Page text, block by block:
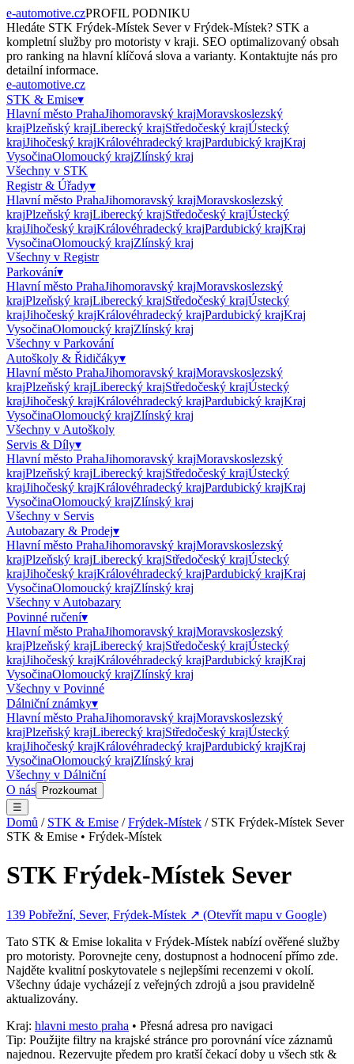
e-automotive.czPROFIL PODNIKU
Hledáte STK Frýdek-Místek Severv Frýdek-Místek? STK a
kompletní služby pro motoristy v kraji. SEO optimalizovaný obsah
pro ranking na hlavní klíčová slova a varianty. Kontaktujte nás pro
detailní informace.
e-automotive.cz
STK & Emise▾
Hlavní město PrahaJihomoravský krajMoravskoslezský
krajPlzeňský krajLiberecký krajStředočeský krajÚstecký
krajJihočeský krajKrálovéhradecký krajPardubický krajKraj
VysočinaOlomoucký krajZlínský kraj
Všechny v STK
Registr & Úřady▾
Hlavní město PrahaJihomoravský krajMoravskoslezský
krajPlzeňský krajLiberecký krajStředočeský krajÚstecký
krajJihočeský krajKrálovéhradecký krajPardubický krajKraj
VysočinaOlomoucký krajZlínský kraj
Všechny v Registr
Parkování▾
Hlavní město PrahaJihomoravský krajMoravskoslezský
krajPlzeňský krajLiberecký krajStředočeský krajÚstecký
krajJihočeský krajKrálovéhradecký krajPardubický krajKraj
VysočinaOlomoucký krajZlínský kraj
Všechny v Parkování
Autoškoly & Řidičáky▾
Hlavní město PrahaJihomoravský krajMoravskoslezský
krajPlzeňský krajLiberecký krajStředočeský krajÚstecký
krajJihočeský krajKrálovéhradecký krajPardubický krajKraj
VysočinaOlomoucký krajZlínský kraj
Všechny v Autoškoly
Servis & Díly▾
Hlavní město PrahaJihomoravský krajMoravskoslezský
krajPlzeňský krajLiberecký krajStředočeský krajÚstecký
krajJihočeský krajKrálovéhradecký krajPardubický krajKraj
VysočinaOlomoucký krajZlínský kraj
Všechny v Servis
Autobazary & Prodej▾
Hlavní město PrahaJihomoravský krajMoravskoslezský
krajPlzeňský krajLiberecký krajStředočeský krajÚstecký
krajJihočeský krajKrálovéhradecký krajPardubický krajKraj
VysočinaOlomoucký krajZlínský kraj
Všechny v Autobazary
Povinné ručení▾
Hlavní město PrahaJihomoravský krajMoravskoslezský
krajPlzeňský krajLiberecký krajStředočeský krajÚstecký
krajJihočeský krajKrálovéhradecký krajPardubický krajKraj
VysočinaOlomoucký krajZlínský kraj
Všechny v Povinné
Dálniční známky▾
Hlavní město PrahaJihomoravský krajMoravskoslezský
krajPlzeňský krajLiberecký krajStředočeský krajÚstecký
krajJihočeský krajKrálovéhradecký krajPardubický krajKraj
VysočinaOlomoucký krajZlínský kraj
Všechny v Dálniční
O nás
Prozkoumat
☰
Domů / STK & Emise /Frýdek-Místek / STK Frýdek-Místek Sever
STK & Emise • Frýdek-Místek
STK Frýdek-Místek Sever
139 Pobřežní, Sever, Frýdek-Místek ↗ (Otevřít mapu v Google)
Tato STK & Emise lokalita v Frýdek-Místek nabízí ověřené služby
pro motoristy. Porovnejte ceny, dostupnost a hodnocení přímo zde.
Najděte kvalitní poskytovatele s nejlepšími recenzemi v okolí.
Všechny údaje vycházejí z veřejných zdrojů a jsou pravidelně
aktualizovány.
Kraj: hlavni mesto praha • Přesná adresa pro navigaci
Tip: Použijte filtry na krajské stránce pro porovnání více záznamů
najednou. Rezervujte předem pro kratší čekací doby u všech stk &